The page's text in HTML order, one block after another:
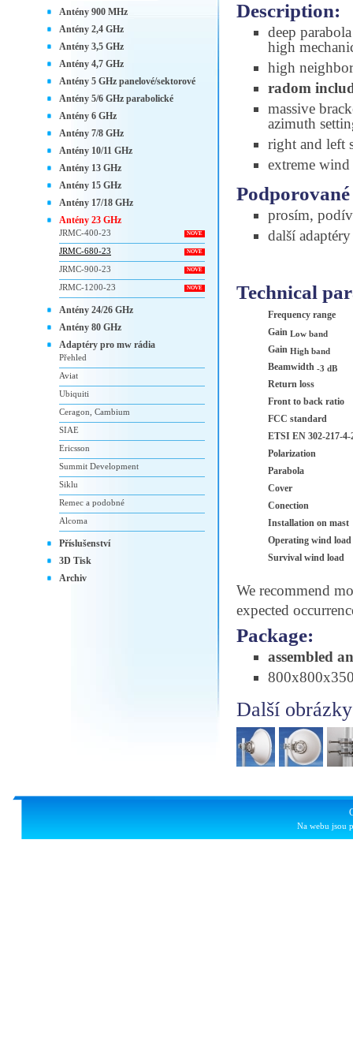
Description:
deep
high
high
radom
massive
azimuth
right and left
extreme
prosím,
další
Technical
Frequency range
Gain Low band
Gain High band
Beamwidth -3 dB
Return loss
Front to back ratio
FCC standard
ETSI EN 302-217-4-
Polarization
Parabola
Cover
Conection
Installation on mast
Operating wind load
Survival wind load
We recommend
expected
Package:
assembled
Další
Antény 900 MHz
Antény 2,4 GHz
Antény 3,5 GHz
Antény 4,7 GHz
Antény 5 GHz panelové/sektorové
Antény 5/6 GHz parabolické
Antény 6 GHz
Antény 7/8 GHz
Antény 10/11 GHz
Antény 13 GHz
Antény 15 GHz
Antény 17/18 GHz
Antény 23 GHz
NOVÉ
JRMC-400-23
NOVÉ
JRMC-680-23
NOVÉ
JRMC-900-23
NOVÉ
JRMC-1200-23
Antény 24/26 GHz
Antény 80 GHz
Adaptéry pro mw rádia
Přehled
Aviat
Ubiquiti
Ceragon, Cambium
SIAE
Ericsson
Summit Development
Siklu
Remec a podobné
Alcoma
Příslušenství
3D Tisk
Archiv
Na webu jsou